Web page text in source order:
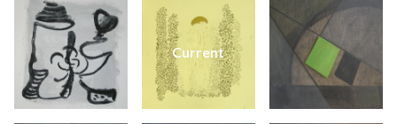
Current